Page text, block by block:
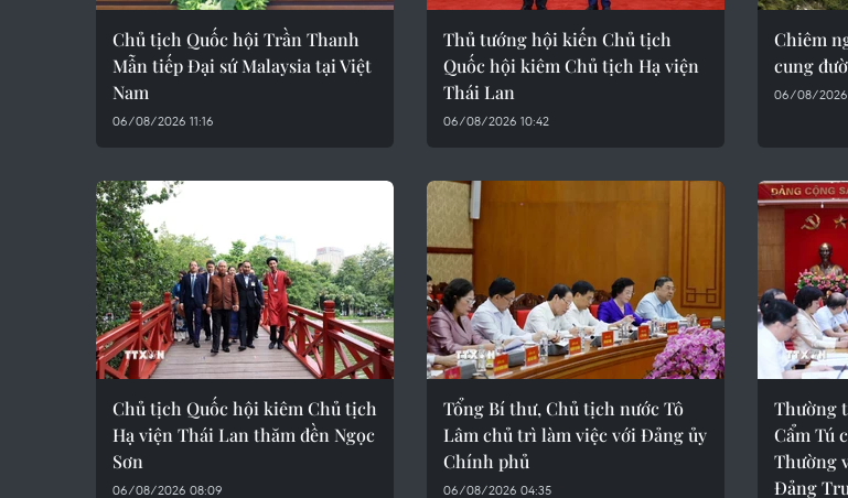
Chủ tịch Quốc hội Trần Thanh
Mẫn tiếp Đại sứ Malaysia tại Việt
Nam
06/08/2026 11:16
Thủ tướng hội kiến Chủ tịch
Quốc hội kiêm Chủ tịch Hạ viện
Thái Lan
06/08/2026 10:42
Chiêm
cung
06/08/
Chủ tịch Quốc hội kiêm Chủ tịch
Hạ viện Thái Lan thăm đền Ngọc
Sơn
06/08/2026 08:09
Tổng Bí thư, Chủ tịch nước Tô
Lâm chủ trì làm việc với Đảng ủy
Chính phủ
06/08/2026 04:35
Thường
Cẩm Tú
Thường
Đảng